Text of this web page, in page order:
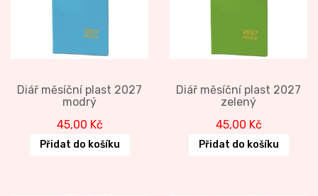
Diář měsíční plast 2027
modrý
45,00 Kč
Přidat do košíku
Diář měsíční plast 2027
zelený
45,00 Kč
Přidat do košíku